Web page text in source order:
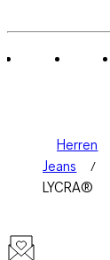
Herren
Jeans
LYCRA®